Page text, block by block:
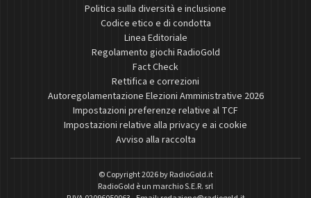
Politica sulla diversità e inclusione
Codice etico e di condotta
Linea Editoriale
Regolamento giochi RadioGold
Fact Check
Rettifica e correzioni
Autoregolamentazione Elezioni Amministrative 2026
Impostazioni preferenze relative al TCF
Impostazioni relative alla privacy e ai cookie
Avviso alla raccolta
© Copyright 2026 byRadioGold.it
RadioGold è un marchio S.E.R. srl